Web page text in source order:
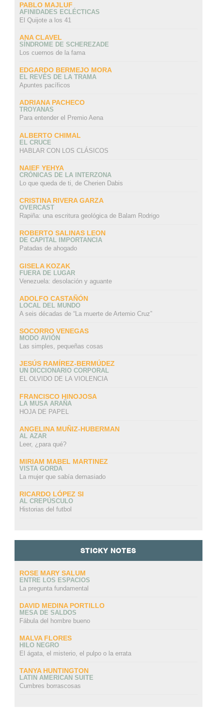
PABLO MAJLUF
AFINIDADES ECLÉCTICAS
El Quijote a los 41
ANA CLAVEL
SÍNDROME DE SCHEREZADE
Los cuernos de la fama
EDGARDO BERMEJO MORA
EL REVÉS DE LA TRAMA
Apuntes pacíficos
ADRIANA PACHECO
TROYANAS
Para entender el Premio Aena
ALBERTO CHIMAL
EL CRUCE
HABLAR CON LOS CLÁSICOS
NAIEF YEHYA
CRÓNICAS DE LA INTERZONA
Lo que queda de ti, de Cherien Dabis
CRISTINA RIVERA GARZA
OVERCAST
Rapiña: una escritura geológica de Balam Rodrigo
ROBERTO SALINAS LEON
DE CAPITAL IMPORTANCIA
Patadas de ahogado
GISELA KOZAK
FUERA DE LUGAR
Venezuela: desolación y aguante
ADOLFO CASTAÑÓN
LOCAL DEL MUNDO
A seis décadas de “La muerte de Artemio Cruz”
SOCORRO VENEGAS
MODO AVIÓN
Las simples, pequeñas cosas
JESÚS RAMÍREZ-BERMÚDEZ
UN DICCIONARIO CORPORAL
EL OLVIDO DE LA VIOLENCIA
FRANCISCO HINOJOSA
LA MUSA ARAÑA
HOJA DE PAPEL
ANGELINA MUÑIZ-HUBERMAN
AL AZAR
Leer, ¿para qué?
MIRIAM MABEL MARTINEZ
VISTA GORDA
La mujer que sabía demasiado
RICARDO LÓPEZ SI
AL CREPÚSCULO
Historias del futbol
STICKY NOTES
ROSE MARY SALUM
ENTRE LOS ESPACIOS
La pregunta fundamental
DAVID MEDINA PORTILLO
MESA DE SALDOS
Fábula del hombre bueno
MALVA FLORES
HILO NEGRO
El ágata, el misterio, el pulpo o la errata
TANYA HUNTINGTON
LATIN AMERICAN SUITE
Cumbres borrascosas